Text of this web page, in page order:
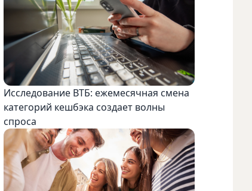
Исследование ВТБ: ежемесячная смена
категорий кешбэка создает волны
спроса